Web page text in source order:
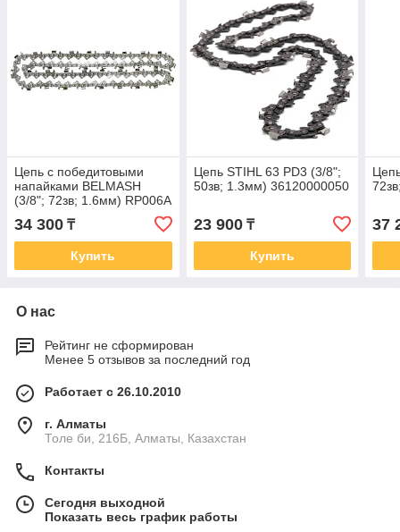
Цепь с победитовыми
напайками BELMASH
(3/8"; 72зв; 1.6мм) RP006A
34 300 ₸
Купить
Цепь STIHL 63 PD3 (3/8";
50зв; 1.3мм) 36120000050
23 900₸
Купить
37
О нас
Рейтинг не сформирован
Менее 5 отзывов за последний год
Работает с 26.10.2010
г. Алматы
Толе би, 216Б, Алматы, Казахстан
Контакты
Сегодня выходной
Показать весь график работы